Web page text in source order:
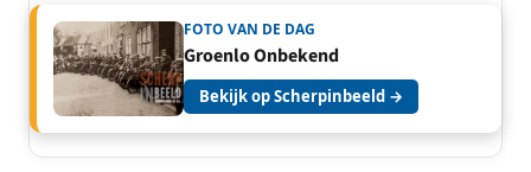
FOTO VAN DE DAG
Groenlo Onbekend
Bekijk op Scherpinbeeld →